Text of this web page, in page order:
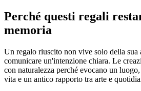
Perché questi regali
memoria
Un regalo riuscito non vive solo della sua
comunicare un'intenzione chiara. Le
con naturalezza perché evocano un
vita e un antico rapporto tra arte e